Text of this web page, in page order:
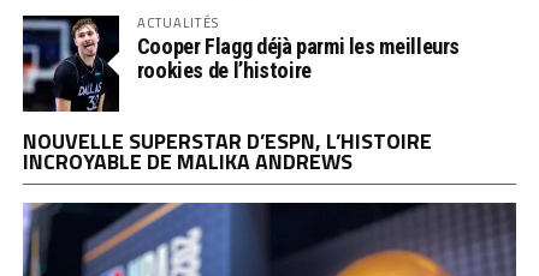
ACTUALITÉS
Cooper Flagg déjà parmi les meilleurs
rookies de l’histoire
NOUVELLE SUPERSTAR D’ESPN, L’HISTOIRE
INCROYABLE DE MALIKA ANDREWS